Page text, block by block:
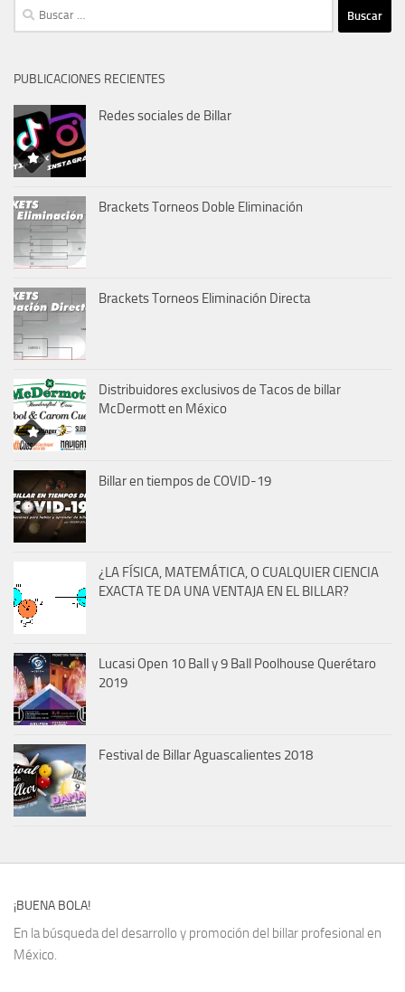
Buscar:
PUBLICACIONES RECIENTES
Redes sociales de Billar
Brackets Torneos Doble Eliminación
Brackets Torneos Eliminación Directa
Distribuidores exclusivos de Tacos de billar
McDermott en México
Billar en tiempos de COVID-19
¿LA FÍSICA, MATEMÁTICA, O CUALQUIER CIENCIA
EXACTA TE DA UNA VENTAJA EN EL BILLAR?
Lucasi Open 10 Ball y 9 Ball Poolhouse Querétaro
2019
Festival de Billar Aguascalientes 2018
¡BUENA BOLA!
En la búsqueda del desarrollo y promoción del billar profesional en
México.